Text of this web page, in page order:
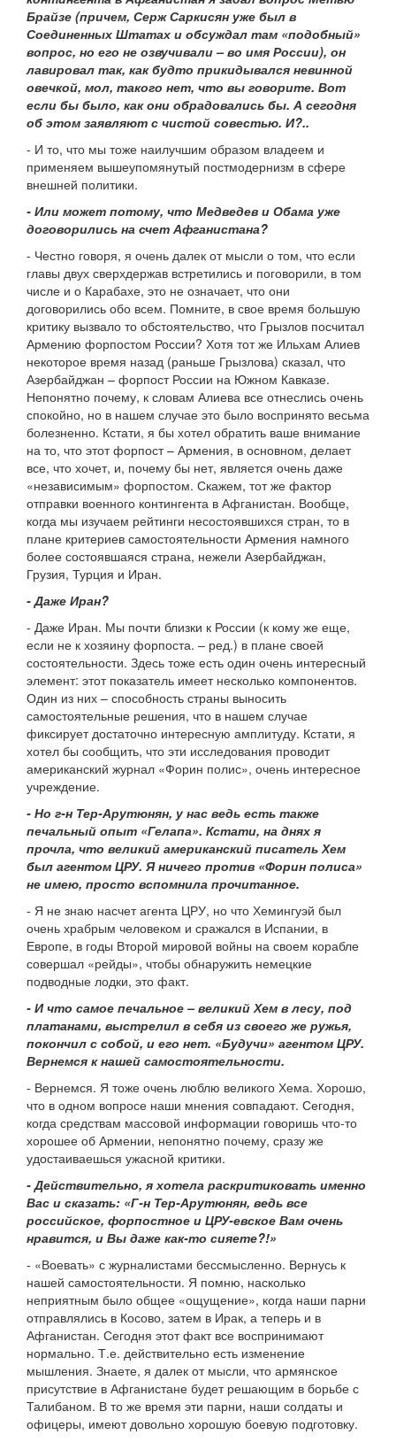
Брайзе (причем, Серж Саркисян уже был в
Соединенных Штатах и обсуждал там «подобный»
вопрос, но его не озвучивали – во имя России), он
лавировал так, как будто прикидывался невинной
овечкой, мол, такого нет, что вы говорите. Вот
если бы было, как они обрадовались бы. А сегодня
об этом заявляют с чистой совестью. И?..
- И то, что мы тоже наилучшим образом владеем и
применяем вышеупомянутый постмодернизм в сфере
внешней политики.
- Или может потому, что Медведев и Обама уже
договорились на счет Афганистана?
- Честно говоря, я очень далек от мысли о том, что если
главы двух сверхдержав встретились и поговорили, в том
числе и о Карабахе, это не означает, что они
договорились обо всем. Помните, в свое время большую
критику вызвало то обстоятельство, что Грызлов посчитал
Армению форпостом России? Хотя тот же Ильхам Алиев
некоторое время назад (раньше Грызлова) сказал, что
Азербайджан – форпост России на Южном Кавказе.
Непонятно почему, к словам Алиева все отнеслись очень
спокойно, но в нашем случае это было воспринято весьма
болезненно. Кстати, я бы хотел обратить ваше внимание
на то, что этот форпост – Армения, в основном, делает
все, что хочет, и, почему бы нет, является очень даже
«независимым» форпостом. Скажем, тот же фактор
отправки военного контингента в Афганистан. Вообще,
когда мы изучаем рейтинги несостоявшихся стран, то в
плане критериев самостоятельности Армения намного
более состоявшаяся страна, нежели Азербайджан,
Грузия, Турция и Иран.
- Даже Иран?
- Даже Иран. Мы почти близки к России (к кому же еще,
если не к хозяину форпоста. – ред.) в плане своей
состоятельности. Здесь тоже есть один очень интересный
элемент: этот показатель имеет несколько компонентов.
Один из них – способность страны выносить
самостоятельные решения, что в нашем случае
фиксирует достаточно интересную амплитуду. Кстати, я
хотел бы сообщить, что эти исследования проводит
американский журнал «Форин полис», очень интересное
учреждение.
- Но г-н Тер-Арутюнян, у нас ведь есть также
печальный опыт «Гелапа». Кстати, на днях я
прочла, что великий американский писатель Хем
был агентом ЦРУ. Я ничего против «Форин полиса»
не имею, просто вспомнила прочитанное.
- Я не знаю насчет агента ЦРУ, но что Хемингуэй был
очень храбрым человеком и сражался в Испании, в
Европе, в годы Второй мировой войны на своем корабле
совершал «рейды», чтобы обнаружить немецкие
подводные лодки, это факт.
- И что самое печальное – великий Хем в лесу, под
платанами, выстрелил в себя из своего же ружья,
покончил с собой, и его нет. «Будучи» агентом ЦРУ.
Вернемся к нашей самостоятельности.
- Вернемся. Я тоже очень люблю великого Хема. Хорошо,
что в одном вопросе наши мнения совпадают. Сегодня,
когда средствам массовой информации говоришь что-то
хорошее об Армении, непонятно почему, сразу же
удостаиваешься ужасной критики.
- Действительно, я хотела раскритиковать именно
Вас и сказать: «Г-н Тер-Арутюнян, ведь все
российское, форпостное и ЦРУ-евское Вам очень
нравится, и Вы даже как-то сияете?!»
- «Воевать» с журналистами бессмысленно. Вернусь к
нашей самостоятельности. Я помню, насколько
неприятным было общее «ощущение», когда наши парни
отправлялись в Косово, затем в Ирак, а теперь и в
Афганистан. Сегодня этот факт все воспринимают
нормально. Т.е. действительно есть изменение
мышления. Знаете, я далек от мысли, что армянское
присутствие в Афганистане будет решающим в борьбе с
Талибаном. В то же время эти парни, наши солдаты и
офицеры, имеют довольно хорошую боевую подготовку.